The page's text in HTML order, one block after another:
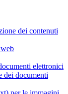
dei contenuti
elettronici
dei documenti